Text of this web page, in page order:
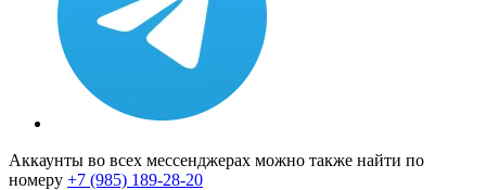
Аккаунты во всех мессенджерах можно также найти по
номеру +7 (985) 189-28-20